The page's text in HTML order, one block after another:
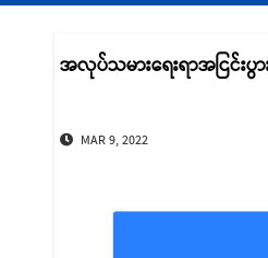
အလုပ်သမားရေးရာအငြင်းပွား
MAR 9, 2022